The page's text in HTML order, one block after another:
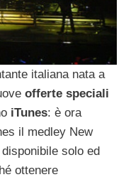
italiana nata a
offerte speciali
iTunes: è ora
il medley New
solo ed
ottenere